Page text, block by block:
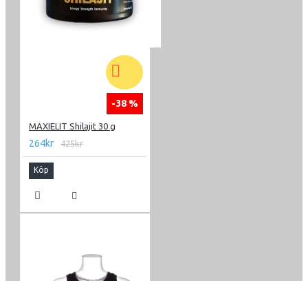
-38 %
MAXIELIT Shilajit 30 g
264kr 425kr
Köp